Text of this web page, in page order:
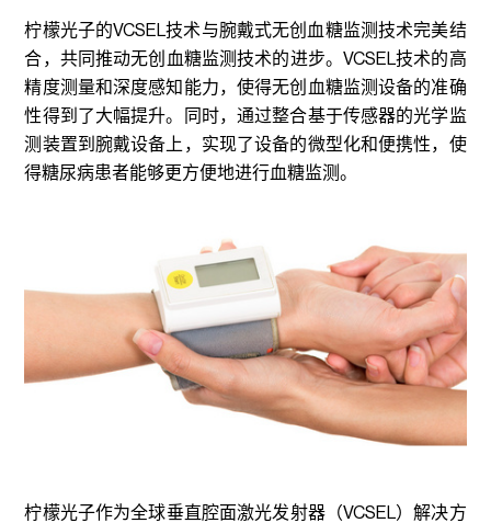
柠檬光子的VCSEL技术与腕戴式无创血糖监测技术完美结
合，共同推动无创血糖监测技术的进步。VCSEL技术的高
精度测量和深度感知能力，使得无创血糖监测设备的准确
性得到了大幅提升。同时，通过整合基于传感器的光学监
测装置到腕戴设备上，实现了设备的微型化和便携性，使
得糖尿病患者能够更方便地进行血糖监测。
柠檬光子作为全球垂直腔面激光发射器（VCSEL）解决方